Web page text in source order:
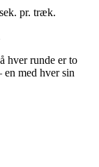
pr. træk.
hver runde er to
en med hver sin